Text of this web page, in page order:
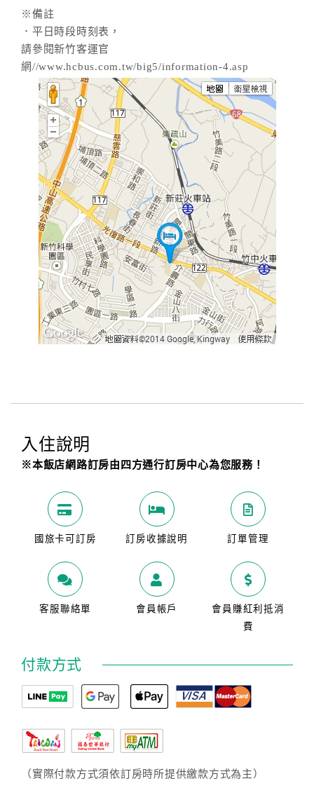
※備註
．平日時段時刻表，
請參閱新竹客運官
網//www.hcbus.com.tw/big5/information-4.asp
入住說明
※本飯店網路訂房由四方通行訂房中心為您服務！
國旅卡可訂房 訂房收據說明 訂單管理
客服聯絡單 會員帳戶
會員賺紅利抵消
費
付款方式
（實際付款方式須依訂房時所提供繳款方式為主）